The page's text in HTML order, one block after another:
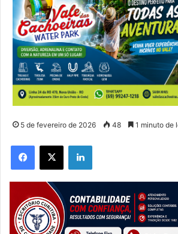
5 de fevereiro de 2026 48 1 minuto de
Facebook
X Linkedin